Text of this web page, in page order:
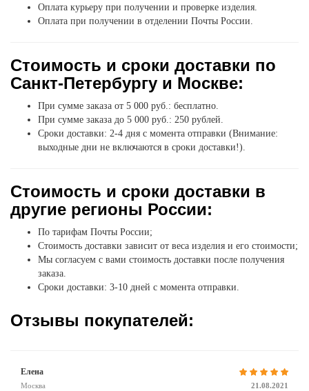
Оплата курьеру при получении и проверке изделия.
Оплата при получении в отделении Почты России.
Стоимость и сроки доставки по
Санкт-Петербургу и Москве:
При сумме заказа от 5 000 руб.: бесплатно.
При сумме заказа до 5 000 руб.: 250 рублей.
Сроки доставки: 2-4 дня с момента отправки (Внимание:
выходные дни не включаются в сроки доставки!).
Стоимость и сроки доставки в
другие регионы России:
По тарифам Почты России;
Стоимость доставки зависит от веса изделия и его стоимости;
Мы согласуем с вами стоимость доставки после получения
заказа.
Сроки доставки: 3-10 дней с момента отправки.
Отзывы покупателей:
Елена
Москва 21.08.2021